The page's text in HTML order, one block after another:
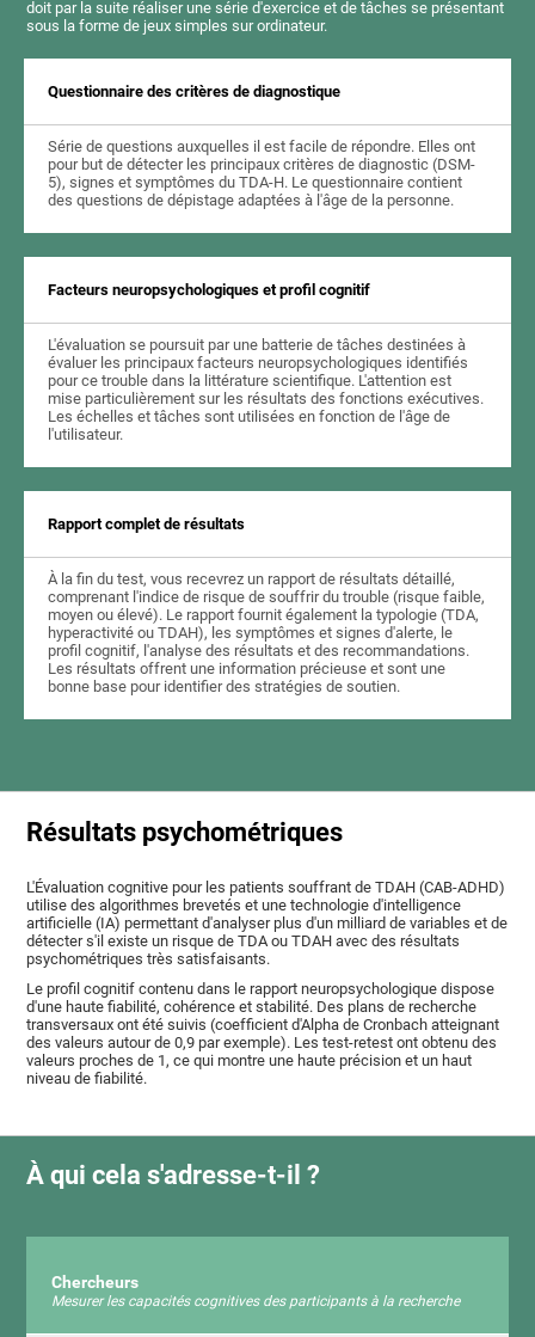
doit par la suite réaliser une série d'exercice et de tâches se présentant
sous la forme de jeux simples sur ordinateur.
Questionnaire des critères de diagnostique
Série de questions auxquelles il est facile de répondre. Elles ont
pour but de détecter les principaux critères de diagnostic (DSM-
5), signes et symptômes du TDA-H. Le questionnaire contient
des questions de dépistage adaptées à l'âge de la personne.
Facteurs neuropsychologiques et profil cognitif
L'évaluation se poursuit par une batterie de tâches destinées à
évaluer les principaux facteurs neuropsychologiques identifiés
pour ce trouble dans la littérature scientifique. L'attention est
mise particulièrement sur les résultats des fonctions exécutives.
Les échelles et tâches sont utilisées en fonction de l'âge de
l'utilisateur.
Rapport complet de résultats
À la fin du test, vous recevrez un rapport de résultats détaillé,
comprenant l'indice de risque de souffrir du trouble (risque faible,
moyen ou élevé). Le rapport fournit également la typologie (TDA,
hyperactivité ou TDAH), les symptômes et signes d'alerte, le
profil cognitif, l'analyse des résultats et des recommandations.
Les résultats offrent une information précieuse et sont une
bonne base pour identifier des stratégies de soutien.
Résultats psychométriques
L'Évaluation cognitive pour les patients souffrant de TDAH (CAB-ADHD)
utilise des algorithmes brevetés et une technologie d'intelligence
artificielle (IA) permettant d'analyser plus d'un milliard de variables et de
détecter s'il existe un risque de TDA ou TDAH avec des résultats
psychométriques très satisfaisants.
Le profil cognitif contenu dans le rapport neuropsychologique dispose
d'une haute fiabilité, cohérence et stabilité. Des plans de recherche
transversaux ont été suivis (coefficient d'Alpha de Cronbach atteignant
des valeurs autour de 0,9 par exemple). Les test-retest ont obtenu des
valeurs proches de 1, ce qui montre une haute précision et un haut
niveau de fiabilité.
À qui cela s'adresse-t-il ?
Chercheurs
Mesurer les capacités cognitives des participants à la recherche